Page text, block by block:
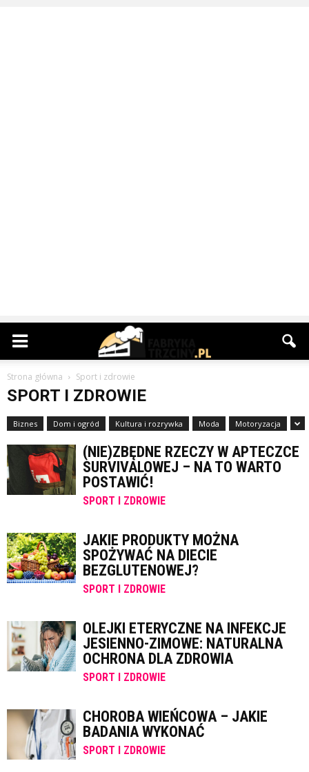
Strona główna Sport i zdrowie
SPORT I ZDROWIE
Biznes Dom i ogród Kultura i rozrywka Moda Motoryzacja
(NIE)ZBĘDNE RZECZY W APTECZCE
SURVIVALOWEJ – NA TO WARTO
POSTAWIĆ!
SPORT I ZDROWIE
JAKIE PRODUKTY MOŻNA
SPOŻYWAĆ NA DIECIE
BEZGLUTENOWEJ?
SPORT I ZDROWIE
OLEJKI ETERYCZNE NA INFEKCJE
JESIENNO-ZIMOWE: NATURALNA
OCHRONA DLA ZDROWIA
SPORT I ZDROWIE
CHOROBA WIEŃCOWA – JAKIE
BADANIA WYKONAĆ
SPORT I ZDROWIE